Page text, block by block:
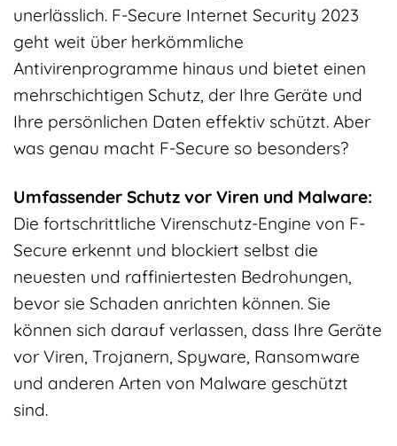
unerlässlich. F-Secure Internet Security 2023
geht weit über herkömmliche
Antivirenprogramme hinaus und bietet einen
mehrschichtigen Schutz, der Ihre Geräte und
Ihre persönlichen Daten effektiv schützt. Aber
was genau macht F-Secure so besonders?
Umfassender Schutz vor Viren und Malware:
Die fortschrittliche Virenschutz-Engine von F-
Secure erkennt und blockiert selbst die
neuesten und raffiniertesten Bedrohungen,
bevor sie Schaden anrichten können. Sie
können sich darauf verlassen, dass Ihre Geräte
vor Viren, Trojanern, Spyware, Ransomware
und anderen Arten von Malware geschützt
sind.